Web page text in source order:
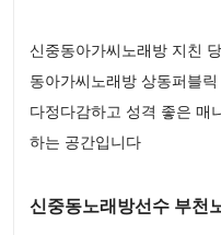
신중동아가씨노래방 지친
동아가씨노래방 상동퍼블
다정다감하고 성격 좋은 매
하는 공간입니다
신중동노래방선수 부천